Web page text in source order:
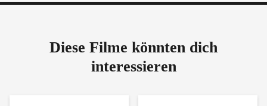
Diese Filme könnten dich
interessieren